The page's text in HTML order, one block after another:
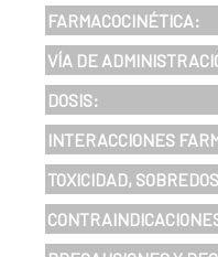
FARMACOCINÉTICA:
VÍA DE
DOSIS:
INTERACCIONES
TOXICIDAD,